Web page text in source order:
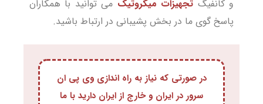
و کانفیگ تجهیزات میکروتیک می توانید با همکاران
پاسخ گوی ما در بخش پشیبانی در ارتباط باشید.
در صورتی که نیاز به راه اندازی وی پی ان
سرور در ایران و خارج از ایران دارید با ما